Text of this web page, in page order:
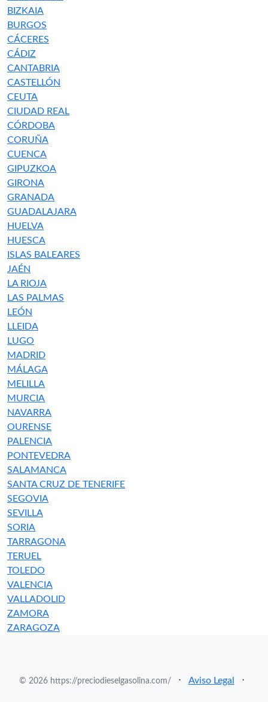
BIZKAIA
BURGOS
CÁCERES
CÁDIZ
CANTABRIA
CASTELLÓN
CEUTA
CIUDAD REAL
CÓRDOBA
CORUÑA
CUENCA
GIPUZKOA
GIRONA
GRANADA
GUADALAJARA
HUELVA
HUESCA
ISLAS BALEARES
JAÉN
LA RIOJA
LAS PALMAS
LEÓN
LLEIDA
LUGO
MADRID
MÁLAGA
MELILLA
MURCIA
NAVARRA
OURENSE
PALENCIA
PONTEVEDRA
SALAMANCA
SANTA CRUZ DE TENERIFE
SEGOVIA
SEVILLA
SORIA
TARRAGONA
TERUEL
TOLEDO
VALENCIA
VALLADOLID
ZAMORA
ZARAGOZA
© 2026 https://preciodieselgasolina.com/ ⋅ Aviso Legal ⋅